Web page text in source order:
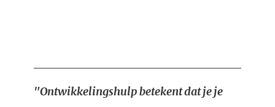
"Ontwikkelingshulp betekent dat je je